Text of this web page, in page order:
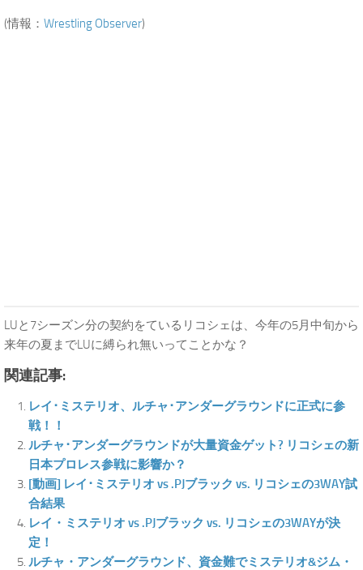
(情報： Wrestling Observer)
LUと7シーズン分の契約をているリコシェは、今年の5月中旬から
来年の夏までLUに縛られ無いってことかな？
関連記事:
レイ･ミステリオ、ルチャ･アンダーグラウンドに正式に参
戦！！
ルチャ･アンダーグラウンドが大量資金ゲット? リコシェの新
日本プロレス参戦に影響か？
[動画] レイ･ミステリオ vs .PJブラック vs. リコシェの3WAY試
合結果
レイ・ミステリオ vs .PJブラック vs. リコシェの3WAYが決
定！
ルチャ・アンダーグラウンド、資金難でミステリオ&ジム・